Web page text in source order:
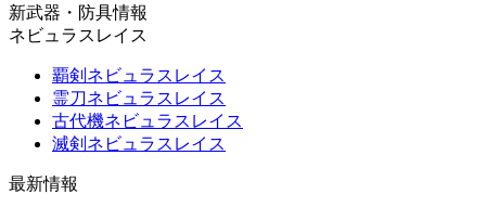
新武器・防具情報
ネビュラスレイス
覇剣ネビュラスレイス
霊刀ネビュラスレイス
古代機ネビュラスレイス
滅剣ネビュラスレイス
最新情報